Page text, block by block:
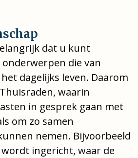
dat u kunt
die van
dagelijks leven. Daarom
waarin
in gesprek gaan met
om zo samen
nemen. Bijvoorbeeld
ingericht, waar de